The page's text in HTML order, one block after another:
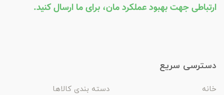
ارتباطی جهت بهبود عملکرد مان، برای ما ارسال کنید.
دسترسی سریع
خانه
دسته بندی کالاها